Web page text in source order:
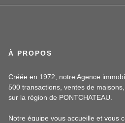
À PROPOS
Créée en 1972, notre Agence
500 transactions, ventes de
sur la région de PONTCHATEAU.
Notre équipe vous accueille et vous